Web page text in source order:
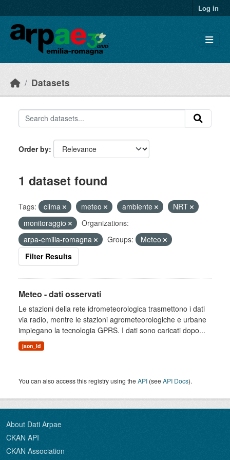
Log in
Datasets
Order by
1 dataset found
Tags: clima meteo ambiente
NRT
monitoraggio
Organizations:
arpa-emilia-romagna
Groups:
Meteo
Filter Results
Meteo - dati osservati
Le stazioni della rete idrometeorologica trasmettono i dati
via radio, mentre le stazioni agrometeorologiche e urbane
impiegano la tecnologia GPRS. I dati sono caricati dopo...
json_ld
You can also access this registry using theAPI (seeAPI Docs).
About Dati Arpae
CKAN API
CKAN Association